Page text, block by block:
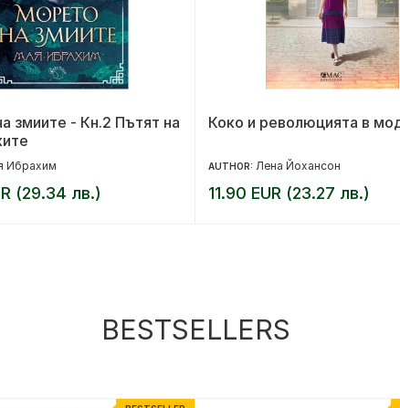
змиите - Кн.2 Пътят на
Ибрахим
(29.34 лв.)
Коко и революцията в
AUTHOR: Лена Йохансон
11.90 EUR (23.27 лв.)
BESTSELLERS